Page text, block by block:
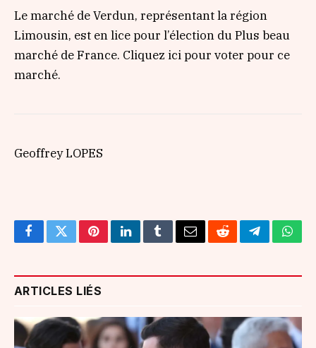
Le marché de Verdun, représentant la région
Limousin, est en lice pour l’élection du Plus beau
marché de France. Cliquez ici pour voter pour ce
marché.
Geoffrey LOPES
FacebookTwitterPinterestLinkedInTumblrEmailRedditTelegram
ARTICLES LIÉS